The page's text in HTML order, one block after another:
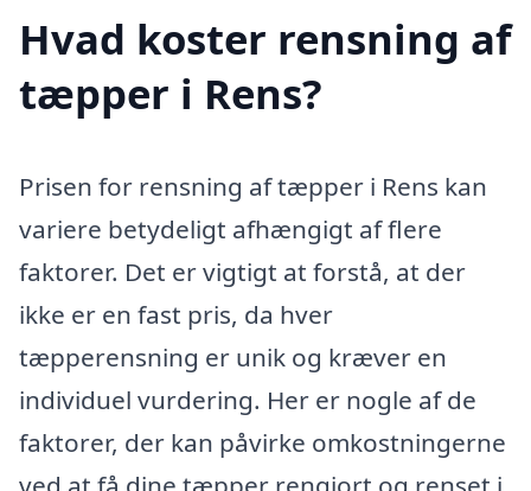
Hvad koster rensning af
tæpper i Rens?
Prisen for rensning af tæpper i Rens kan
variere betydeligt afhængigt af flere
faktorer. Det er vigtigt at forstå, at der
ikke er en fast pris, da hver
tæpperensning er unik og kræver en
individuel vurdering. Her er nogle af de
faktorer, der kan påvirke omkostningerne